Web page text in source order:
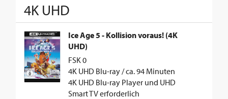
4K UHD
Ice Age 5 - Kollision voraus! (4K
UHD)
FSK 0
4K UHD Blu-ray / ca. 94 Minuten
4K UHD Blu-ray Player und UHD
Smart TV erforderlich